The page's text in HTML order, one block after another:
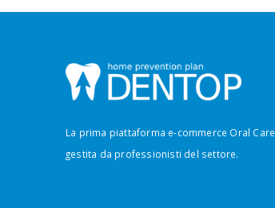
La prima piattaforma e-commerce Oral Care
gestita da professionisti del settore.